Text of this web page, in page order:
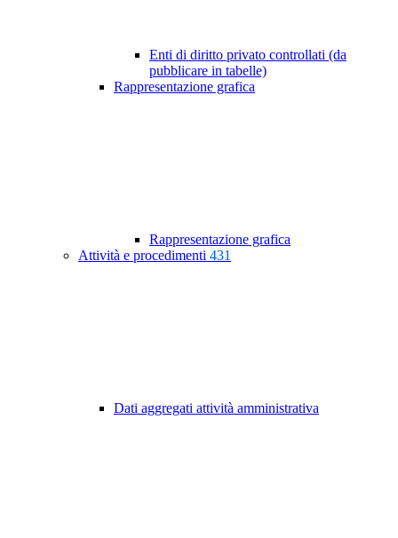
Enti di diritto privato controllati (da
pubblicare in tabelle)
Rappresentazione grafica
Rappresentazione grafica
Attività e procedimenti 431
Dati aggregati attività amministrativa